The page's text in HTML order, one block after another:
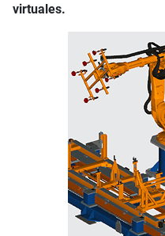
virtuales.